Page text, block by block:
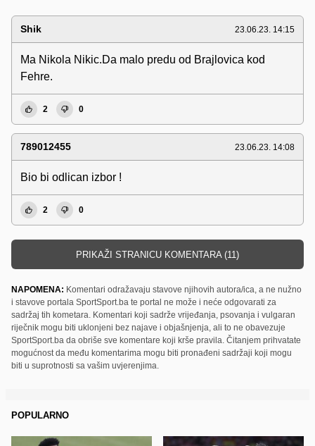
Shik 23.06.23. 14:15
Ma Nikola Nikic.Da malo predu od Brajlovica kod
Fehre.
2 0
789012455 23.06.23. 14:08
Bio bi odlican izbor !
2 0
PRIKAŽI STRANICU KOMENTARA (11)
NAPOMENA: Komentari odražavaju stavove njihovih autora/ica, a ne nužno
i stavove portala SportSport.ba te portal ne može i neće odgovarati za
sadržaj tih kometara. Komentari koji sadrže vrijeđanja, psovanja i vulgaran
riječnik mogu biti uklonjeni bez najave i objašnjenja, ali to ne obavezuje
SportSport.ba da obriše sve komentare koji krše pravila. Čitanjem prihvatate
mogućnost da među komentarima mogu biti pronađeni sadržaji koji mogu
biti u suprotnosti sa vašim uvjerenjima.
POPULARNO